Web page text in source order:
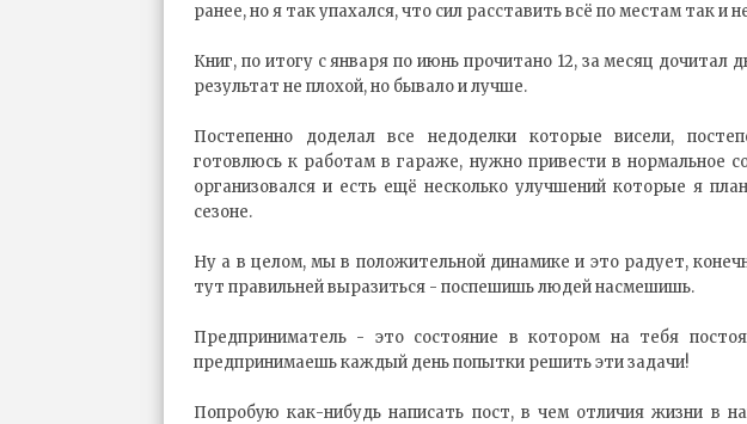
ранее, но я так упахался, что сил расставить всё по местам так и
Книг, по итогу с января по июнь прочитано 12, за месяц дочитал
результат не плохой, но бывало и лучше.
Постепенно доделал все недоделки которые висели,
готовлюсь к работам в гараже, нужно привести в нормальное
организовался и есть ещё несколько улучшений которые я
сезоне.
Ну а в целом, мы в положительной динамике и это радует,
тут правильней выразиться - поспешишь людей насмешишь.
Предприниматель - это состояние в котором на тебя
предпринимаешь каждый день попытки решить эти задачи!
Попробую как-нибудь написать пост, в чем отличия жизни в